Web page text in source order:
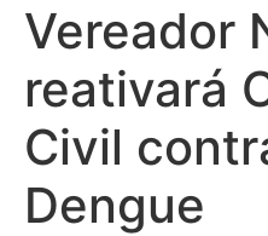
Vereador
reativará
Civil
Dengue